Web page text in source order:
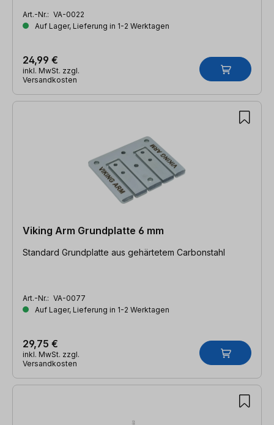
Art.-Nr.: VA-0022
Auf Lager, Lieferung in 1-2 Werktagen
24,99 €
inkl. MwSt. zzgl.
Versandkosten
Viking Arm Grundplatte 6 mm
Standard Grundplatte aus gehärtetem Carbonstahl
Art.-Nr.: VA-0077
Auf Lager, Lieferung in 1-2 Werktagen
29,75 €
inkl. MwSt. zzgl.
Versandkosten